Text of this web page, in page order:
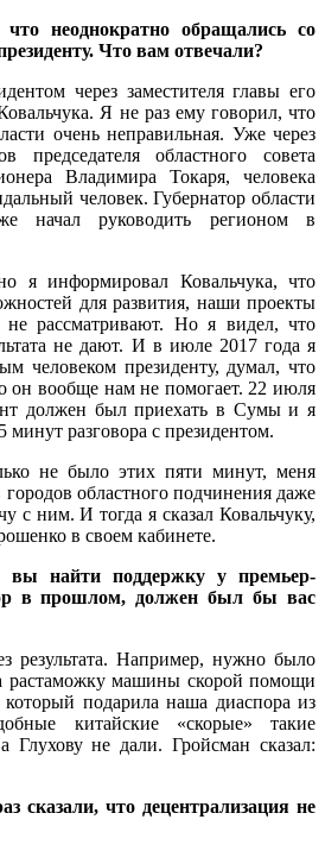
неоднократно обращались со
Что вам отвечали?
через заместителя главы его
Я не раз ему говорил, что
очень неправильная. Уже через
председателя областного совета
Владимира Токаря, человека
человек. Губернатор области
начал руководить регионом в
я информировал Ковальчука, что
для развития, наши проекты
рассматривают. Но я видел, что
не дают. И в июле 2017 года я
человеком президенту, думал, что
вообще нам не помогает. 22 июля
должен был приехать в Сумы и я
минут разговора с президентом.
не было этих пяти минут, меня
областного подчинения даже
с ним. И тогда я сказал Ковальчуку,
в своем кабинете.
найти поддержку у премьер-
в прошлом, должен был бы вас
результата. Например, нужно было
растаможку машины скорой помощи
подарила наша диаспора из
китайские «скорые» такие
Глухову не дали. Гройсман сказал:
сказали, что децентрализация не